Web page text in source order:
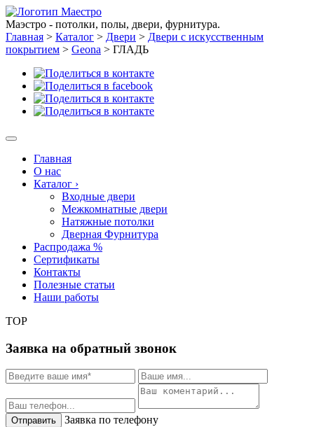
Маэстро - потолки, полы, двери, фурнитура.
Главная > Каталог > Двери > Двери с искусственным
покрытием > Geona > ГЛАДЬ
Главная
О нас
Каталог ›
Входные двери
Межкомнатные двери
Натяжные потолки
Дверная Фурнитура
Распродажа %
Сертификаты
Контакты
Полезные статьи
Наши работы
TOP
Заявка на обратный звонок
Отправить
Заявка по телефону